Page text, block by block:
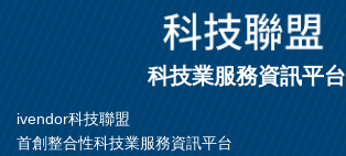
製作低酒精或無酒精酒類。
科技業服務資訊平台
ivendor科技聯盟
首創整合性科技業服務資訊平台